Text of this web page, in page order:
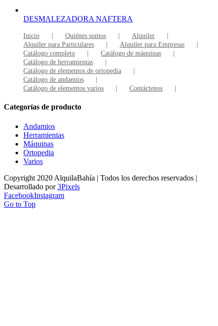
DESMALEZADORA NAFTERA
Inicio Quiénes somos
Alquiler
Alquiler para Particulares
Alquiler para Empresas
Catálogo completo
Catálogo de máquinas
Catálogo de herramientas
Catálogo de elementos de ortopedia
Catálogo de andamios
Catálogo de elementos varios
Contáctenos
Categorías de producto
Andamios
Herramientas
Máquinas
Ortopedia
Varios
Copyright 2020 AlquilaBahía | Todos los derechos reservados |
Desarrollado por3Pixels
FacebookInstagram
Go to Top